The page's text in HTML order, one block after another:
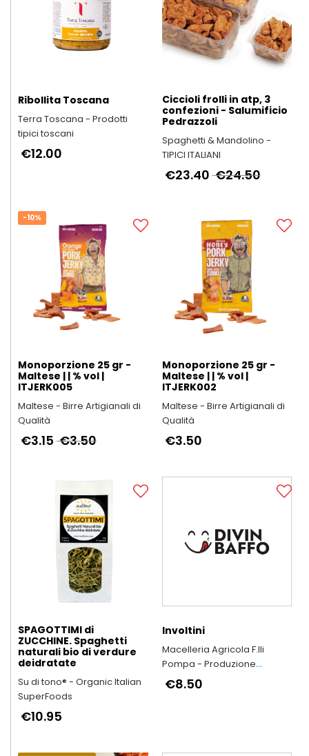
Ribollita Toscana
Terra Toscana - Prodotti
tipici toscani
€12.00
Ciccioli frolli in atp, 3
confezioni - Salumificio
Pedrazzoli
Spaghetti & Mandolino -
TIPICI ITALIANI
€24.50
€23.40
-10%
Monoporzione 25 gr -
Maltese | | % vol |
ITJERK005
Maltese - Birre Artigianali di
Qualità
€3.50
€3.15
Monoporzione 25 gr -
Maltese | | % vol |
ITJERK002
Maltese - Birre Artigianali di
Qualità
€3.50
SPAGOTTIMI di
ZUCCHINE. Spaghetti
naturali bio di verdure
deidratate
Su di tono® - Organic Italian
SuperFoods
€10.95
Involtini
Macelleria Agricola F.lli
Pompa - Produzione
Arrosticini Abruzzesi
artigianali
€8.50